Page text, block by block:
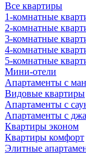
Все квартиры
1-комнатные
2-комнатные
3-комнатные
4-комнатные
5-комнатные
Мини-отели
Апартаменты с
Видовые квартиры
Апартаменты с
Апартаменты с
Квартиры эконом
Квартиры комфорт
Элитные